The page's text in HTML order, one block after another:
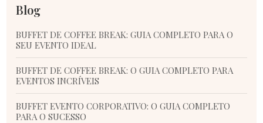
Blog
BUFFET DE COFFEE BREAK: GUIA COMPLETO PARA O
SEU EVENTO IDEAL
BUFFET DE COFFEE BREAK: O GUIA COMPLETO PARA
EVENTOS INCRÍVEIS
BUFFET EVENTO CORPORATIVO: O GUIA COMPLETO
PARA O SUCESSO